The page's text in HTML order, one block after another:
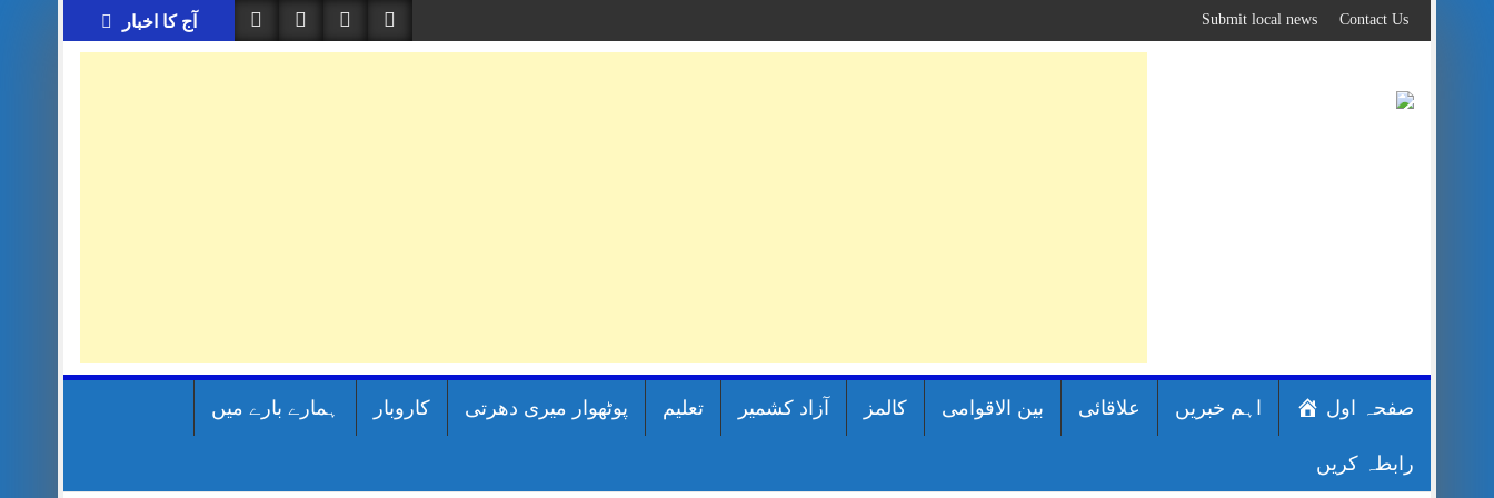
to
content
آج کا اخبار Contact Us
Submit local news
صفحہ اول اہم خبریں علاقائی بین الاقوامی کالمز آزاد کشمیر تعلیم پوٹھوار میری دھرتی کاروبار ہمارے بارے میں
رابطہ کریں